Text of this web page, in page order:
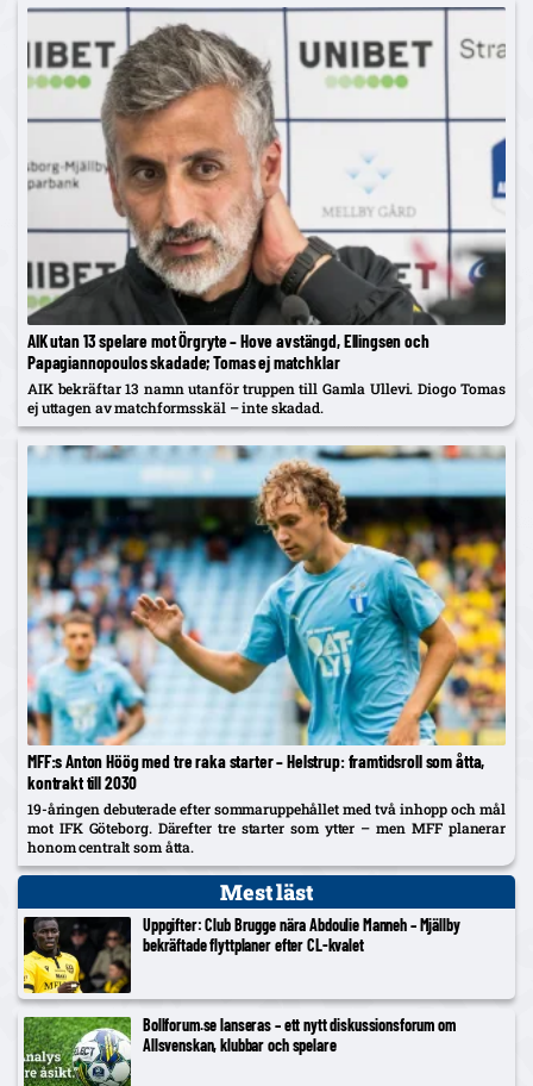
AIK utan 13 spelare mot Örgryte – Hove avstängd, Ellingsen och
Papagiannopoulos skadade; Tomas ej matchklar
AIK bekräftar 13 namn utanför truppen till Gamla Ullevi. Diogo Tomas
ej uttagen av matchformsskäl – inte skadad.
MFF:s Anton Höög med tre raka starter – Helstrup: framtidsroll som åtta,
kontrakt till 2030
19-åringen debuterade efter sommaruppehållet med två inhopp och mål
mot IFK Göteborg. Därefter tre starter som ytter – men MFF planerar
honom centralt som åtta.
Mest läst
Uppgifter: Club Brugge nära Abdoulie Manneh – Mjällby
bekräftade flyttplaner efter CL-kvalet
Bollforum.se lanseras – ett nytt diskussionsforum om
Allsvenskan, klubbar och spelare